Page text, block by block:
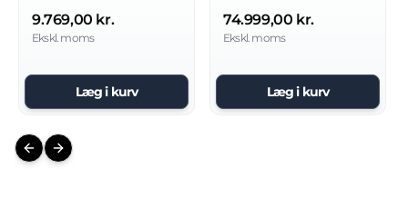
9.769,00 kr.
Ekskl. moms
Læg i kurv
74.999,00 kr.
Ekskl. moms
Læg i kurv
Previous slide
Next slide